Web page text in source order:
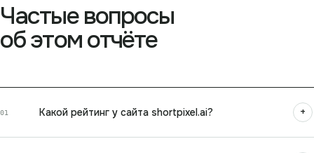
Частые вопросы
об этом отчёте
01 Какой рейтинг у сайта shortpixel.ai? +